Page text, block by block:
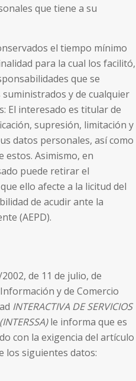
que tiene a su
el tiempo mínimo
para la cual los facilitó,
que se
y de cualquier
El interesado es titular de
supresión, limitación y
datos personales, así como
estos. Asimismo, en
puede retirar el
ello afecte a la licitud del
de acudir ante la
(AEPD).
de 11 de julio, de
y de Comercio
INTERACTIVA DE SERVICIOS
le informa que es
con la exigencia del artículo
los siguientes datos: